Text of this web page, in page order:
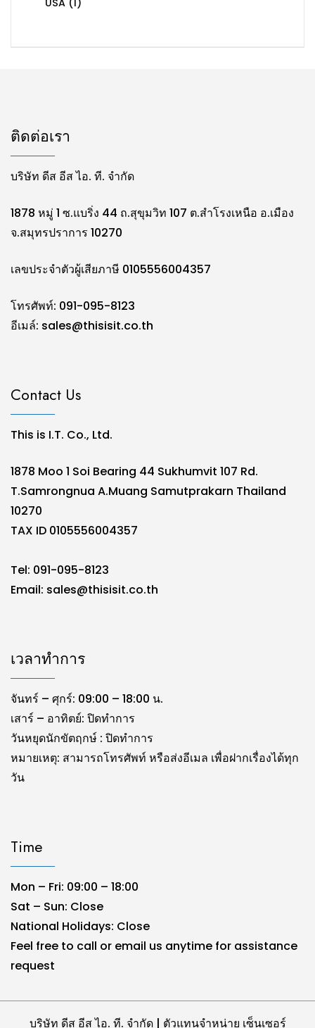
USA (1)
ติดต่อเรา
บริษัท ดีส อีส ไอ. ที. จำกัด
1878 หมู่ 1 ซ.แบริ่ง 44 ถ.สุขุมวิท 107 ต.สำโรงเหนือ อ.เมือง
จ.สมุทรปราการ 10270
เลขประจำตัวผู้เสียภาษี 0105556004357
โทรศัพท์: 091-095-8123
อีเมล์: sales@thisisit.co.th
Contact Us
This is I.T. Co., Ltd.
1878 Moo 1 Soi Bearing 44 Sukhumvit 107 Rd.
T.Samrongnua A.Muang Samutprakarn Thailand
10270
TAX ID 0105556004357
Tel: 091-095-8123
Email: sales@thisisit.co.th
เวลาทำการ
จันทร์ – ศุกร์: 09:00 – 18:00 น.
เสาร์ – อาทิตย์: ปิดทำการ
วันหยุดนักขัตฤกษ์ : ปิดทำการ
หมายเหตุ: สามารถโทรศัพท์ หรือส่งอีเมล เพื่อฝากเรื่องได้ทุก
วัน
Time
Mon – Fri: 09:00 – 18:00
Sat – Sun: Close
National Holidays: Close
Feel free to call or email us anytime for assistance
request
บริษัท ดีส อีส ไอ. ที. จำกัด | ตัวแทนจำหน่าย เซ็นเซอร์